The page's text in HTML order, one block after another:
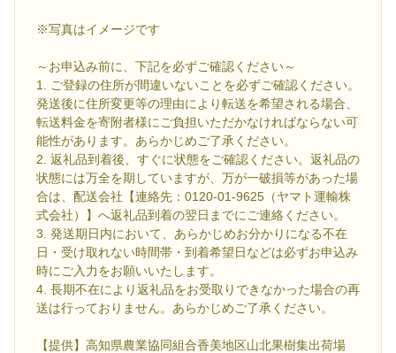
※写真はイメージです
～お申込み前に、下記を必ずご確認ください～
1. ご登録の住所が間違いないことを必ずご確認ください。
発送後に住所変更等の理由により転送を希望される場合、
転送料金を寄附者様にご負担いただかなければならない可
能性があります。あらかじめご了承ください。
2. 返礼品到着後、すぐに状態をご確認ください。返礼品の
状態には万全を期していますが、万が一破損等があった場
合は、配送会社【連絡先：0120-01-9625（ヤマト運輸株
式会社）】へ返礼品到着の翌日までにご連絡ください。
3. 発送期日内において、あらかじめお分かりになる不在
日・受け取れない時間帯・到着希望日などは必ずお申込み
時にご入力をお願いいたします。
4. 長期不在により返礼品をお受取りできなかった場合の再
送は行っておりません。あらかじめご了承ください。
【提供】高知県農業協同組合香美地区山北果樹集出荷場